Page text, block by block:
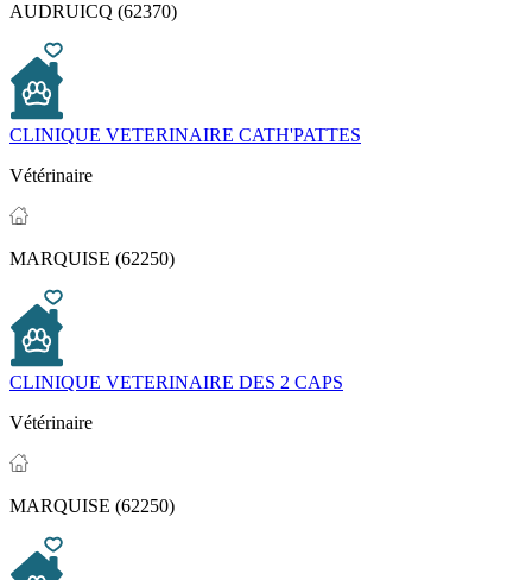
AUDRUICQ (62370)
CLINIQUE VETERINAIRE CATH'PATTES
Vétérinaire
MARQUISE (62250)
CLINIQUE VETERINAIRE DES 2 CAPS
Vétérinaire
MARQUISE (62250)